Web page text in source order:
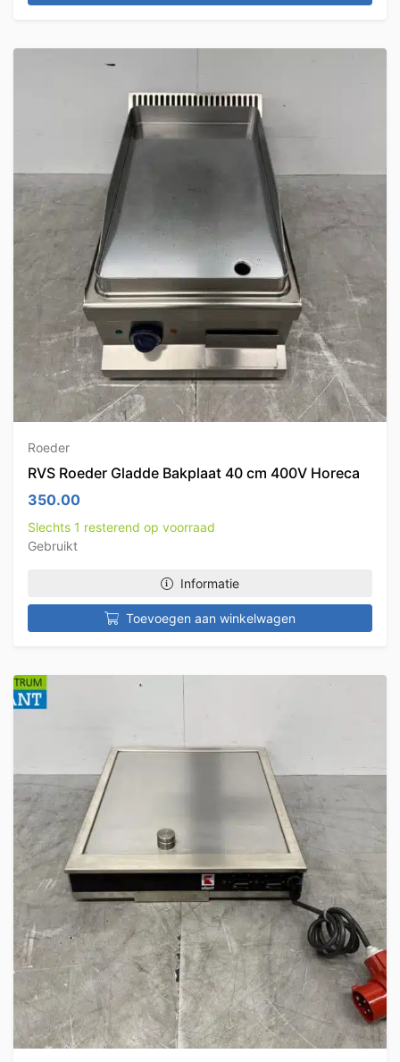
Roeder
RVS Roeder Gladde Bakplaat 40 cm 400V Horeca
350.00
Slechts 1 resterend op voorraad
Gebruikt
Informatie
Toevoegen aan winkelwagen